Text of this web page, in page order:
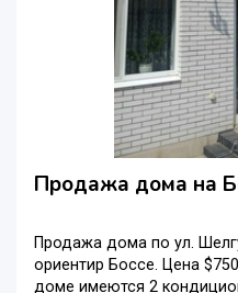
Продажа дома на
Продажа дома по ул.
ориентир Боссе. Цена
доме имеются 2